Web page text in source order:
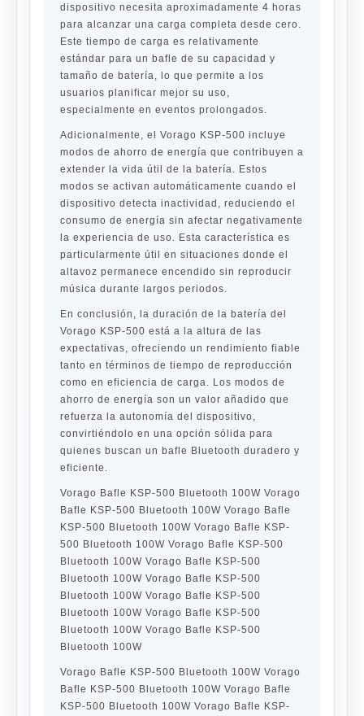
dispositivo necesita aproximadamente 4 horas
para alcanzar una carga completa desde cero.
Este tiempo de carga es relativamente
estándar para un bafle de su capacidad y
tamaño de batería, lo que permite a los
usuarios planificar mejor su uso,
especialmente en eventos prolongados.
Adicionalmente, el Vorago KSP-500 incluye
modos de ahorro de energía que contribuyen a
extender la vida útil de la batería. Estos
modos se activan automáticamente cuando el
dispositivo detecta inactividad, reduciendo el
consumo de energía sin afectar negativamente
la experiencia de uso. Esta característica es
particularmente útil en situaciones donde el
altavoz permanece encendido sin reproducir
música durante largos periodos.
En conclusión, la duración de la batería del
Vorago KSP-500 está a la altura de las
expectativas, ofreciendo un rendimiento fiable
tanto en términos de tiempo de reproducción
como en eficiencia de carga. Los modos de
ahorro de energía son un valor añadido que
refuerza la autonomía del dispositivo,
convirtiéndolo en una opción sólida para
quienes buscan un bafle Bluetooth duradero y
eficiente.
Vorago Bafle KSP-500 Bluetooth 100W Vorago
Bafle KSP-500 Bluetooth 100W Vorago Bafle
KSP-500 Bluetooth 100W Vorago Bafle KSP-
500 Bluetooth 100W Vorago Bafle KSP-500
Bluetooth 100W Vorago Bafle KSP-500
Bluetooth 100W Vorago Bafle KSP-500
Bluetooth 100W Vorago Bafle KSP-500
Bluetooth 100W Vorago Bafle KSP-500
Bluetooth 100W Vorago Bafle KSP-500
Bluetooth 100W
Vorago Bafle KSP-500 Bluetooth 100W Vorago
Bafle KSP-500 Bluetooth 100W Vorago Bafle
KSP-500 Bluetooth 100W Vorago Bafle KSP-